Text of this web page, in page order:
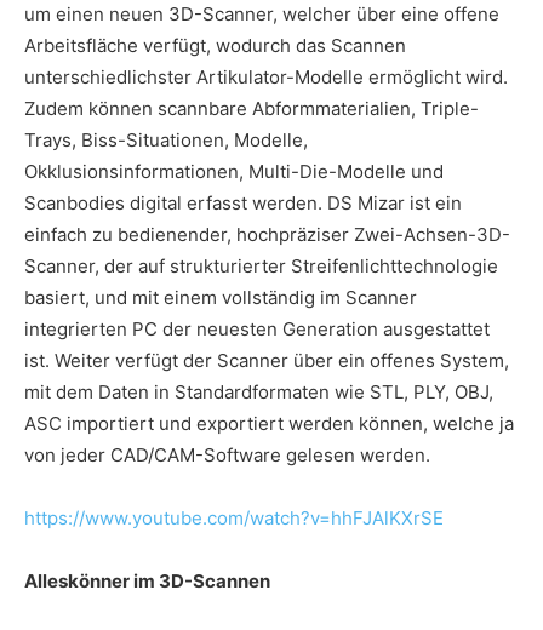
um einen neuen 3D-Scanner, welcher über eine offene
Arbeitsfläche verfügt, wodurch das Scannen
unterschiedlichster Artikulator-Modelle ermöglicht wird.
Zudem können scannbare Abformmaterialien, Triple-
Trays, Biss-Situationen, Modelle,
Okklusionsinformationen, Multi-Die-Modelle und
Scanbodies digital erfasst werden. DS Mizar ist ein
einfach zu bedienender, hochpräziser Zwei-Achsen-3D-
Scanner, der auf strukturierter Streifenlichttechnologie
basiert, und mit einem vollständig im Scanner
integrierten PC der neuesten Generation ausgestattet
ist. Weiter verfügt der Scanner über ein offenes System,
mit dem Daten in Standardformaten wie STL, PLY, OBJ,
ASC importiert und exportiert werden können, welche ja
von jeder CAD/CAM-Software gelesen werden.
https://www.youtube.com/watch?v=hhFJAlKXrSE
Alleskönner im 3D-Scannen